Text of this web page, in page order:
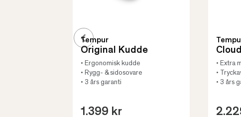
Tempur
Original Kudde
• Ergonomisk kudde
• Rygg- & sidosovare
• 3 års garanti
1.399 kr
• Extra
•
• 3 års